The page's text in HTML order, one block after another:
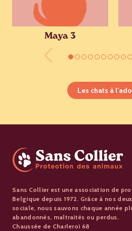
Maya 3
Les chats à
Sans Collier est une association de
Belgique depuis 1972. Grâce à nos
sociale, nous sauvons chaque année
abandonnés, maltraités ou perdus.
Chaussée de Charleroi 68